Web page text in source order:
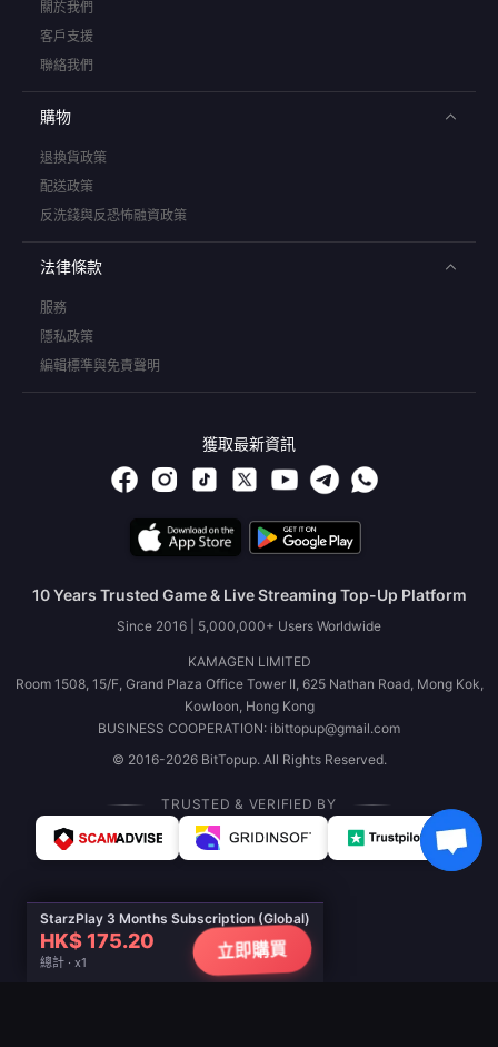
StarzPlay 3 Months Subscription (Global)
HK$ 175.20
總計 · x1
立即購買
關於我們
客戶支援
聯絡我們
購物
退換貨政策
配送政策
反洗錢與反恐怖融資政策
法律條款
服務
隱私政策
編輯標準與免責聲明
獲取最新資訊
10 Years Trusted Game & Live Streaming Top-Up Platform
Since 2016 | 5,000,000+ Users Worldwide
KAMAGEN LIMITED
Room 1508, 15/F, Grand Plaza Office Tower II, 625 Nathan Road, Mong Kok,
Kowloon, Hong Kong
BUSINESS COOPERATION: ibittopup@gmail.com
© 2016-2026 BitTopup. All Rights Reserved.
TRUSTED & VERIFIED BY